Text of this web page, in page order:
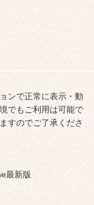
ンで正常に表示・動
でもご利用は可能で
すのでご了承くださ
最新版